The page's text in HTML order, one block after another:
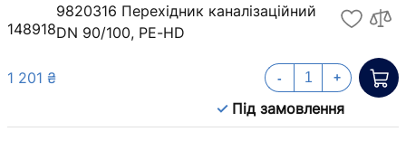
148918
9820316 Перехідник каналізаційний
DN 90/100, PE-HD
1 201 ₴
Під замовлення
- +